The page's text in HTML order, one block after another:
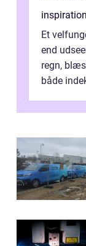
inspiration
Et
end
regn,
både